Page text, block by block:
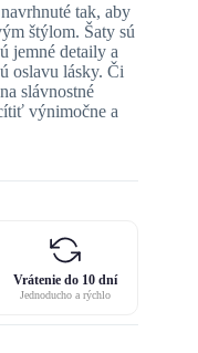
tak, aby
štýlom. Šaty sú
jemné detaily a
oslavu lásky. Či
slávnostné
výnimočne a
Vrátenie do 10 dní
Jednoducho a rýchlo